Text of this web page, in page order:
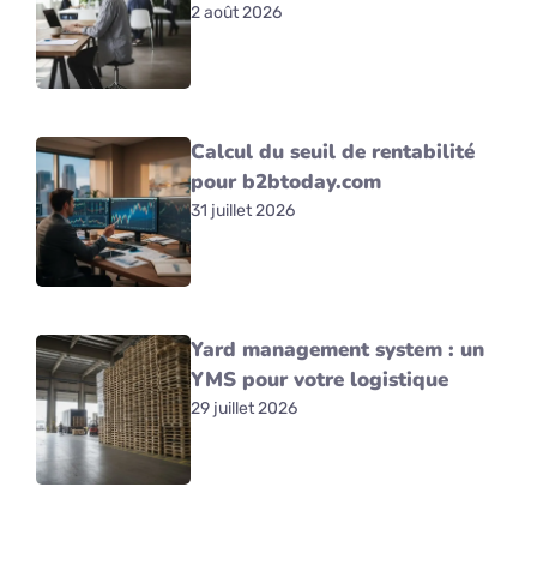
2 août 2026
Calcul du seuil de rentabilité
pour b2btoday.com
31 juillet 2026
Yard management system : un
YMS pour votre logistique
29 juillet 2026